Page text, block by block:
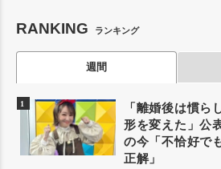
RANKING ランキング
週間
「離婚後は慣ら
形を変えた」公
の今「不恰好で
正解」